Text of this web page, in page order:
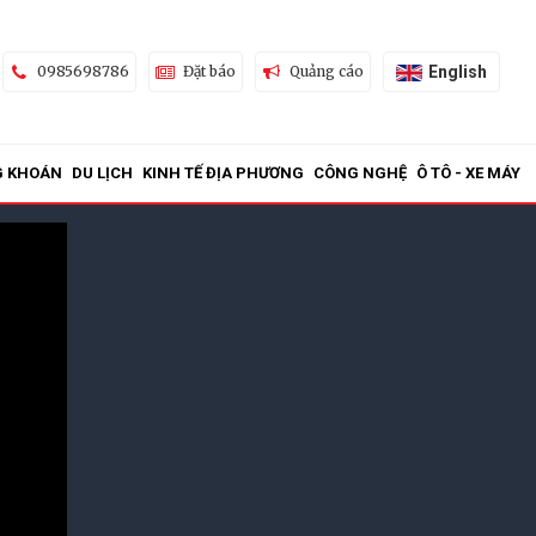
0985698786 Đặt báo Quảng cáo English
KHOÁN DU LỊCH KINH TẾ ĐỊA PHƯƠNG CÔNG NGHỆ Ô TÔ - XE MÁY